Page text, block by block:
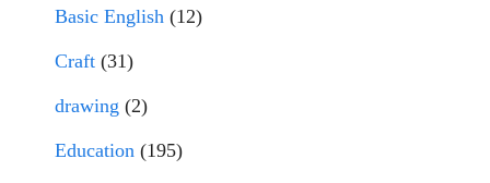
Basic English (12)
Craft (31)
drawing (2)
Education (195)